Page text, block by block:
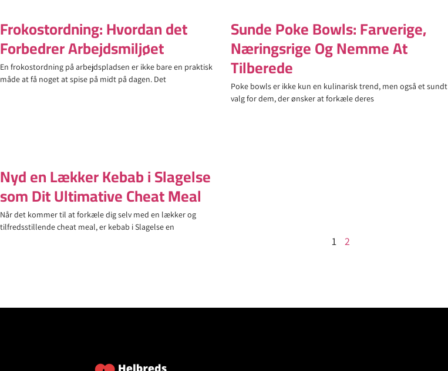
Frokostordning: Hvordan det
Forbedrer Arbejdsmiljøet
En frokostordning på arbejdspladsen er ikke bare en praktisk
måde at få noget at spise på midt på dagen. Det
Sunde Poke Bowls: Farverige,
Næringsrige Og Nemme At
Tilberede
Poke bowls er ikke kun en kulinarisk trend, men også et sundt
valg for dem, der ønsker at forkæle deres
Nyd en Lækker Kebab i Slagelse
som Dit Ultimative Cheat Meal
Når det kommer til at forkæle dig selv med en lækker og
tilfredsstillende cheat meal, er kebab i Slagelse en
1 2